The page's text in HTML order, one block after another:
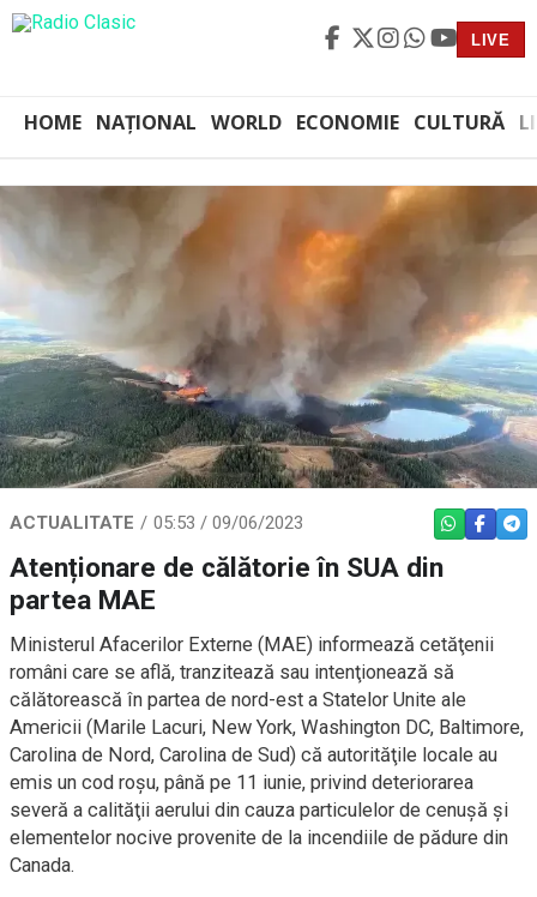
LIVE
HOME NAȚIONAL WORLD ECONOMIE CULTURĂ
ACTUALITATE 05:53 / 09/06/2023 WHATSAPP
Atenționare de călătorie în SUA din
partea MAE
Ministerul Afacerilor Externe (MAE) informează cetăţenii
români care se află, tranzitează sau intenţionează să
călătorească în partea de nord-est a Statelor Unite ale
Americii (Marile Lacuri, New York, Washington DC, Baltimore,
Carolina de Nord, Carolina de Sud) că autorităţile locale au
emis un cod roşu, până pe 11 iunie, privind deteriorarea
severă a calităţii aerului din cauza particulelor de cenuşă şi
elementelor nocive provenite de la incendiile de pădure din
Canada.